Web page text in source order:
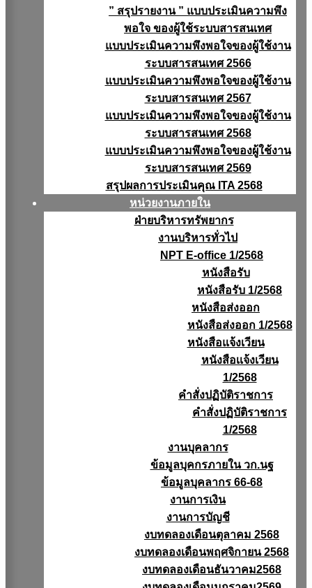
” สรุปรายงาน ” แบบประเมินความพึง
พอใจ ของผู้ใช้ระบบสารสนเทศ
แบบประเมินความพึงพอใจของผู้ใช้งาน
ระบบสารสนเทศ 2566
แบบประเมินความพึงพอใจของผู้ใช้งาน
ระบบสารสนเทศ 2567
แบบประเมินความพึงพอใจของผู้ใช้งาน
ระบบสารสนเทศ 2568
แบบประเมินความพึงพอใจของผู้ใช้งาน
ระบบสารสนเทศ 2569
สรุปผลการประเมินคุณ ITA 2568
หน่วยงานภายใน
ฝ่ายบริหารทรัพยากร
งานบริหารทั่วไป
NPT E-office 1/2568
หนังสือรับ
หนังสือรับ 1/2568
หนังสือส่งออก
หนังสือส่งออก 1/2568
หนังสือแจ้งเวียน
หนังสือเเจ้งเวียน
1/2568
คำสั่งปฏิบัติราชการ
คำสั่งปฏิบัติราชการ
1/2568
งานบุคลากร
ข้อมูลบุคกรภายใน วก.นฐ
ข้อมูลบุคลากร 66-68
งานการเงิน
งานการบัญชี
งบทดลองเดือนตุลาคม 2568
งบทดลองเดือนพฤศจิกายน 2568
งบทดลองเดือนธันวาคม2568